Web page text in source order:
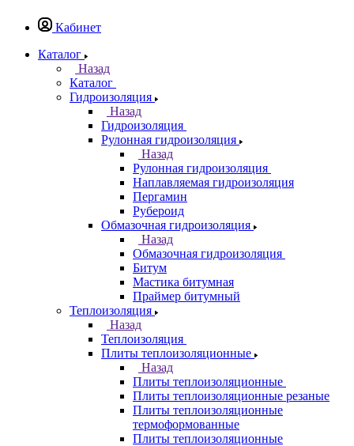
Кабинет
Каталог
Назад
Каталог
Гидроизоляция
Назад
Гидроизоляция
Рулонная гидроизоляция
Назад
Рулонная гидроизоляция
Наплавляемая гидроизоляция
Пергамин
Рубероид
Обмазочная гидроизоляция
Назад
Обмазочная гидроизоляция
Битум
Мастика битумная
Праймер битумный
Теплоизоляция
Назад
Теплоизоляция
Плиты теплоизоляционные
Назад
Плиты теплоизоляционные
Плиты теплоизоляционные резаные
Плиты теплоизоляционные
термоформованные
Плиты теплоизоляционные